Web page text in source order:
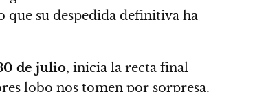
que su despedida definitiva ha
de julio, inicia la recta final
lobo nos tomen por sorpresa.